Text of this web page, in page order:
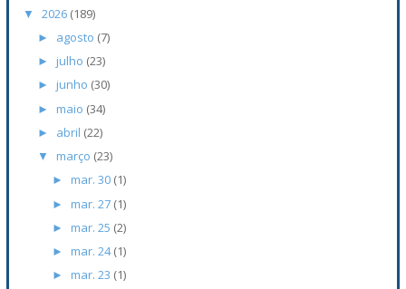
▼2026 (189)
► agosto (7)
► julho (23)
► junho (30)
► maio (34)
► abril (22)
▼ março (23)
► mar. 30 (1)
► mar. 27 (1)
► mar. 25 (2)
► mar. 24(1)
► mar. 23 (1)